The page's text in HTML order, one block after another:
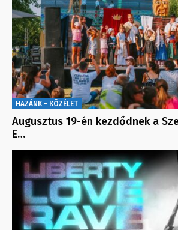
HAZÁNK - KÖZÉLET
Augusztus 19-én kezdődnek a
E…